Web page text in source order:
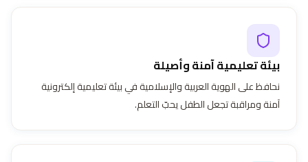
بيئة تعليمية آمنة وأصيلة
نحافظ على الهوية العربية والإسلامية في بيئة تعليمية إلكترونية
آمنة ومراقبة تجعل الطفل يحبّ التعلم.